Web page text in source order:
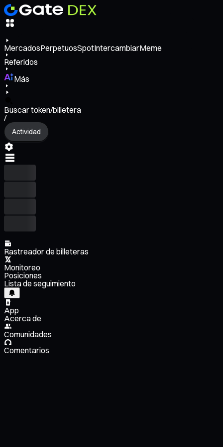
MercadosPerpetuosSpotIntercambiarMeme
Referidos
Más
Buscar token/billetera
/
Actividad
Rastreador de billeteras
Monitoreo
Posiciones
Lista de seguimiento
App
Acerca de
Comunidades
Comentarios